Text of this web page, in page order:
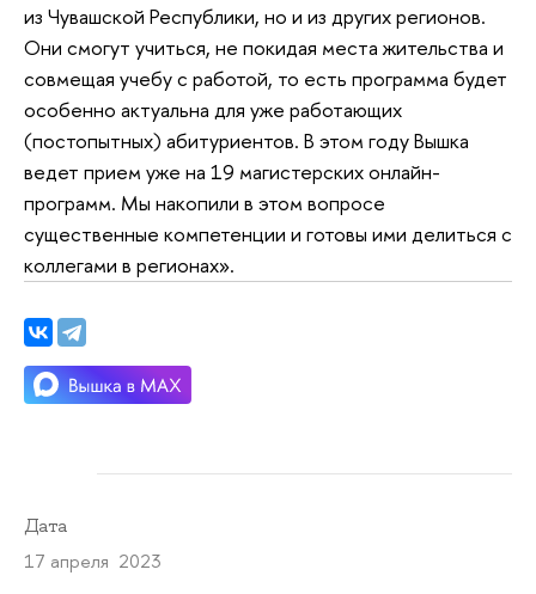
из Чувашской Республики, но и из других регионов.
Они смогут учиться, не покидая места жительства и
совмещая учебу с работой, то есть программа будет
особенно актуальна для уже работающих
(постопытных) абитуриентов. В этом году Вышка
ведет прием уже на 19 магистерских онлайн-
программ. Мы накопили в этом вопросе
существенные компетенции и готовы ими делиться с
коллегами в регионах».
Дата
17 апреля 2023